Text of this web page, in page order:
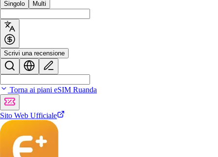
Singolo
Multi
Scrivi una recensione
Torna ai piani eSIM Ruanda
Sito Web Ufficiale